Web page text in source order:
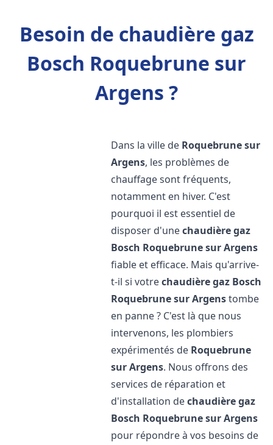
Besoin de chaudière gaz
Bosch Roquebrune sur
Argens ?
Dans la ville de Roquebrune sur
Argens, les problèmes de
chauffage sont fréquents,
notamment en hiver. C'est
pourquoi il est essentiel de
disposer d'unechaudière gaz
Bosch Roquebrune sur Argens
fiable et efficace. Mais qu'arrive-
t-il si votrechaudière gaz Bosch
Roquebrune sur Argenstombe
en panne ? C'est là que nous
intervenons, les plombiers
expérimentés de Roquebrune
sur Argens. Nous offrons des
services de réparation et
d'installation dechaudière gaz
Bosch Roquebrune sur Argens
pour répondre à vos besoins de